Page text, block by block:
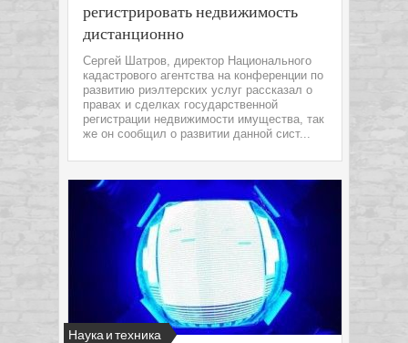
регистрировать недвижимость
дистанционно
Сергей Шатров, директор Национального
кадастрового агентства на конференции по
развитию риэлтерских услуг рассказал о
правах и сделках государственной
регистрации недвижимости имущества, так
же он сообщил о развитии данной сист...
Наука и техника